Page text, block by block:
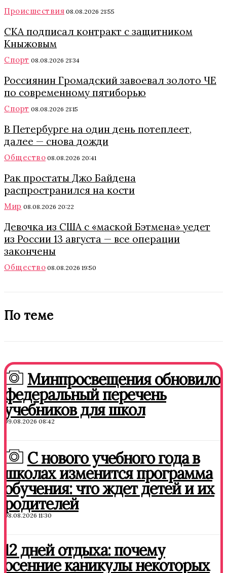
Происшествия 08.08.2026 21:55
СКА подписал контракт с защитником
Кныжовым
Спорт 08.08.2026 21:34
Россиянин Громадский завоевал золото ЧЕ
по современному пятиборью
Спорт 08.08.2026 21:15
В Петербурге на один день потеплеет,
далее — снова дожди
Общество 08.08.2026 20:41
Рак простаты Джо Байдена
распространился на кости
Мир 08.08.2026 20:22
Девочка из США с «маской Бэтмена» уедет
из России 13 августа — все операции
закончены
Общество 08.08.2026 19:50
По теме
Минпросвещения обновило
федеральный перечень
учебников для школ
09.08.2026 08:42
С нового учебного года в
школах изменится программа
обучения: что ждет детей и их
родителей
08.08.2026 11:30
12 дней отдыха: почему
осенние каникулы некоторых